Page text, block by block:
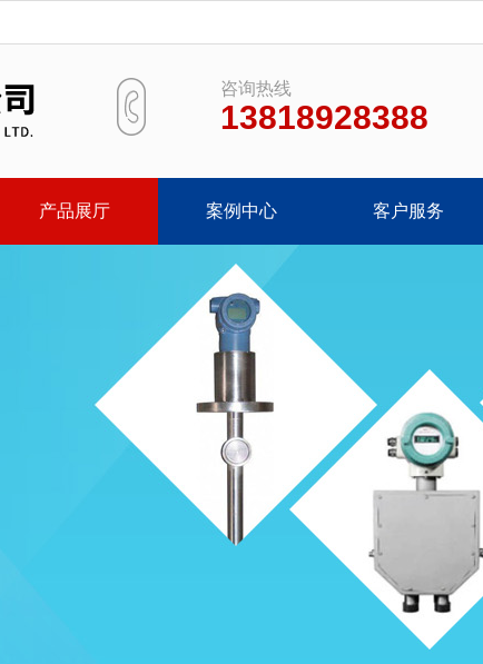
咨询热线
13818928388
产品展厅 案例中心 客户服务